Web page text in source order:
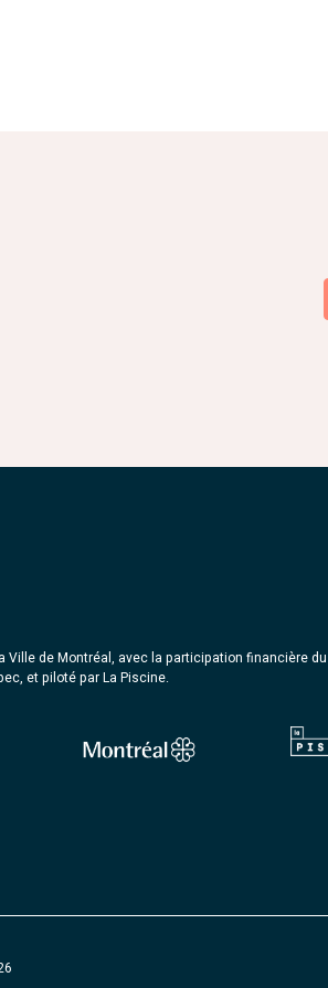
Ville de Montréal, avec la participation financière du
et piloté par La Piscine.